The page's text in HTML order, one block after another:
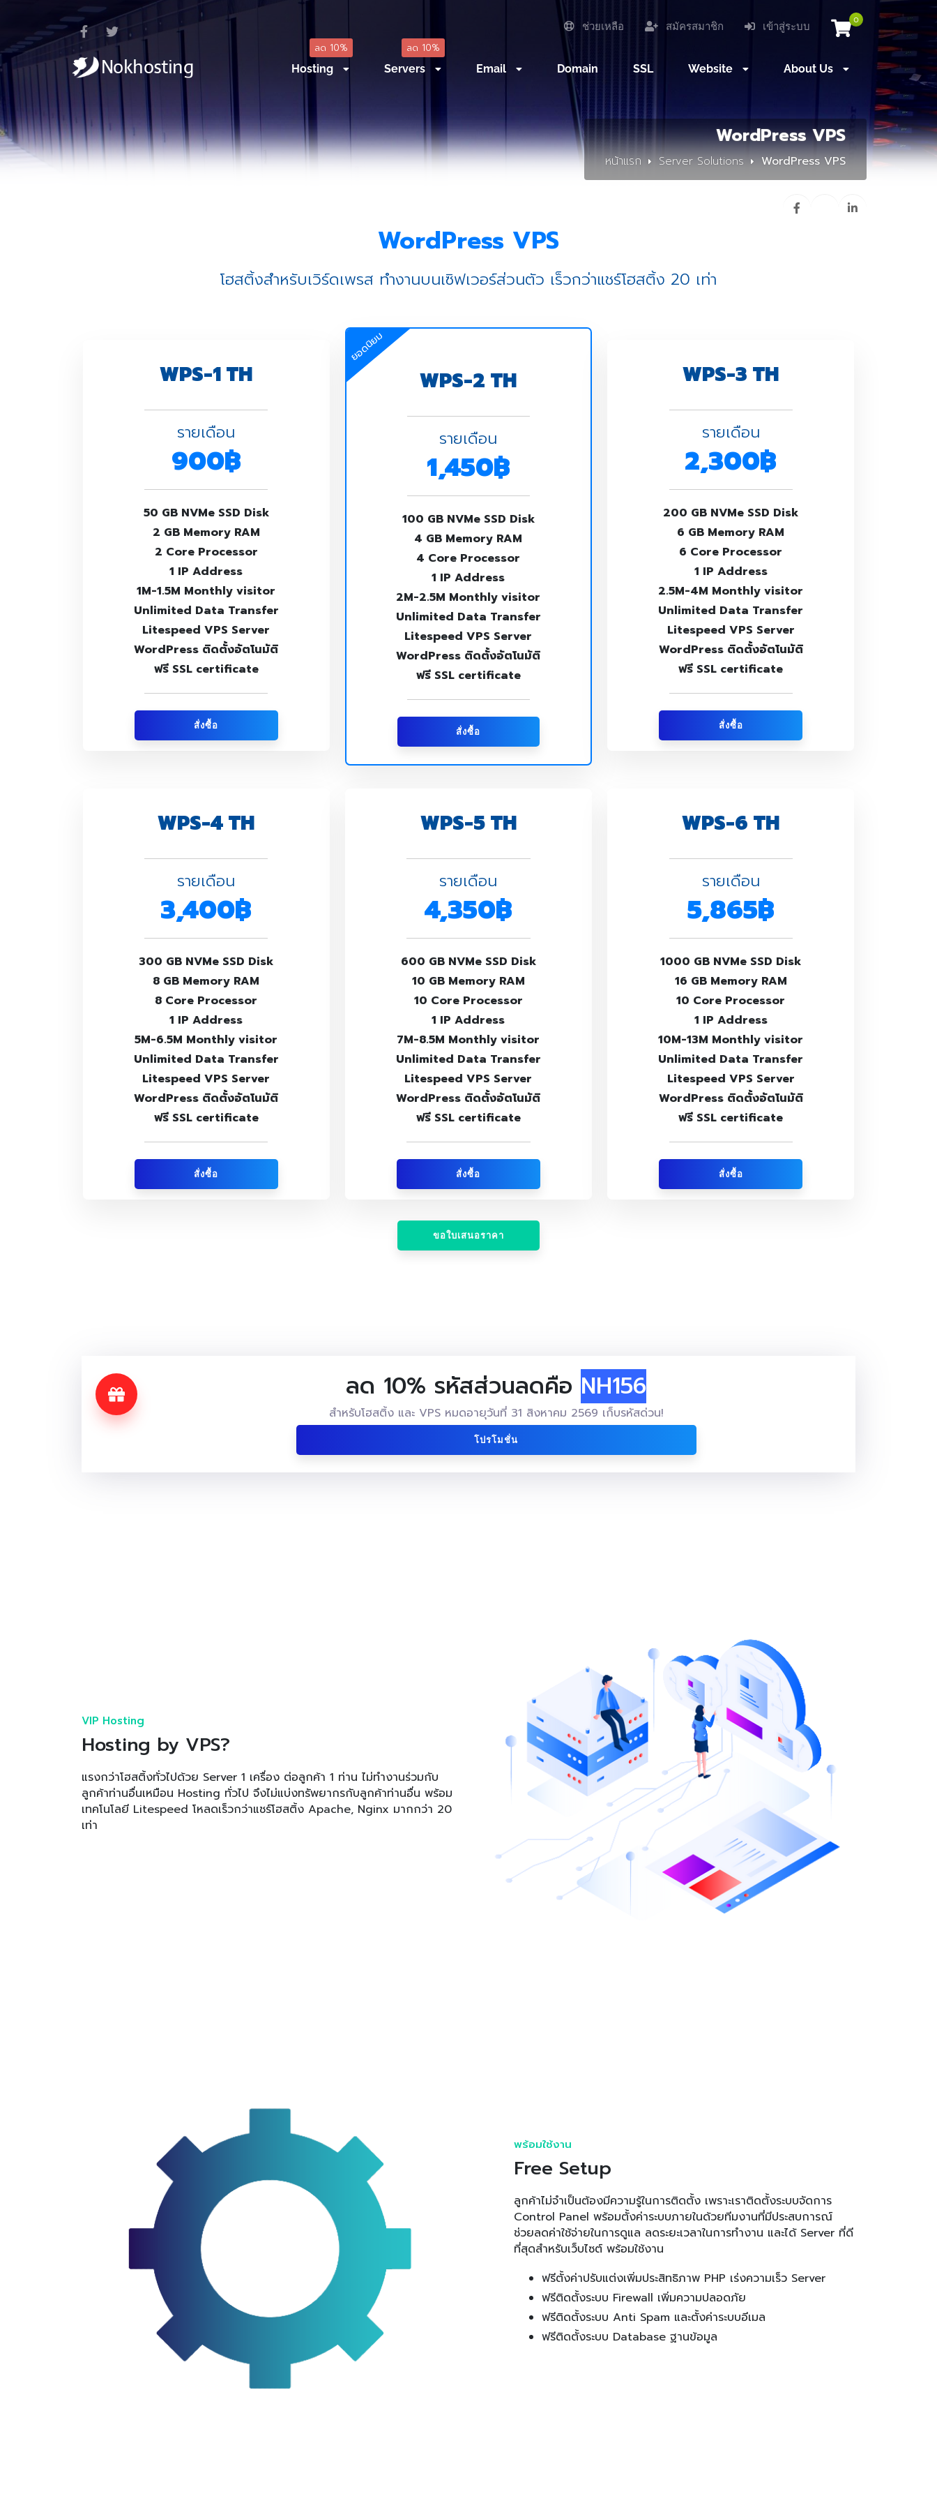
0
เข้าสู่ระบบ
สมัครสมาชิก
ช่วยเหลือ
ลด 10%
Hosting
ลด 10%
Servers
Email Domain SSL Website About Us
WordPress VPS
หน้าแรก Server Solutions WordPress VPS
WordPress VPS
โฮสติ้งสำหรับเวิร์ดเพรส ทำงานบนเซิฟเวอร์ส่วนตัว เร็วกว่าแชร์โฮสติ้ง 20 เท่า
WPS-1 TH
รายเดือน
900฿
50 GB NVMe SSD Disk
2 GB Memory RAM
2 Core Processor
1 IP Address
1M-1.5M Monthly visitor
Unlimited Data Transfer
Litespeed VPS Server
WordPress ติดตั้งอัตโนมัติ
ฟรี SSL certificate
สั่งซื้อ
ยอดนิยม
WPS-2 TH
รายเดือน
1,450฿
100 GB NVMe SSD Disk
4 GB Memory RAM
4 Core Processor
1 IP Address
2M-2.5M Monthly visitor
Unlimited Data Transfer
Litespeed VPS Server
WordPress ติดตั้งอัตโนมัติ
ฟรี SSL certificate
สั่งซื้อ
WPS-3 TH
รายเดือน
2,300฿
200 GB NVMe SSD Disk
6 GB Memory RAM
6 Core Processor
1 IP Address
2.5M-4M Monthly visitor
Unlimited Data Transfer
Litespeed VPS Server
WordPress ติดตั้งอัตโนมัติ
ฟรี SSL certificate
สั่งซื้อ
WPS-4 TH
รายเดือน
3,400฿
300 GB NVMe SSD Disk
8 GB Memory RAM
8 Core Processor
1 IP Address
5M-6.5M Monthly visitor
Unlimited Data Transfer
Litespeed VPS Server
WordPress ติดตั้งอัตโนมัติ
ฟรี SSL certificate
สั่งซื้อ
WPS-5 TH
รายเดือน
4,350฿
600 GB NVMe SSD Disk
10 GB Memory RAM
10 Core Processor
1 IP Address
7M-8.5M Monthly visitor
Unlimited Data Transfer
Litespeed VPS Server
WordPress ติดตั้งอัตโนมัติ
ฟรี SSL certificate
สั่งซื้อ
WPS-6 TH
รายเดือน
5,865฿
1000 GB NVMe SSD Disk
16 GB Memory RAM
10 Core Processor
1 IP Address
10M-13M Monthly visitor
Unlimited Data Transfer
Litespeed VPS Server
WordPress ติดตั้งอัตโนมัติ
ฟรี SSL certificate
สั่งซื้อ
ขอใบเสนอราคา
ลด 10% รหัสส่วนลดคือ NH156
สำหรับโฮสติ้ง และ VPS หมดอายุวันที่ 31 สิงหาคม 2569 เก็บรหัสด่วน!
โปรโมชั่น
VIP Hosting
Hosting by VPS?
แรงกว่าโฮสติ้งทั่วไปด้วย Server 1 เครื่อง ต่อลูกค้า 1 ท่าน ไม่ทำงานร่วมกับ
ลูกค้าท่านอื่นเหมือน Hosting ทั่วไป จึงไม่แบ่งทรัพยากรกับลูกค้าท่านอื่น พร้อม
เทคโนโลยี Litespeed โหลดเร็วกว่าแชร์โฮสติ้ง Apache, Nginx มากกว่า 20
เท่า
พร้อมใช้งาน
Free Setup
ลูกค้าไม่จำเป็นต้องมีความรู้ในการติดตั้ง เพราะเราติดตั้งระบบจัดการ
Control Panel พร้อมตั้งค่าระบบภายในด้วยทีมงานที่มีประสบการณ์
ช่วยลดค่าใช้จ่ายในการดูแล ลดระยะเวลาในการทำงาน และได้ Server ที่ดี
ที่สุดสำหรับเว็บไซต์ พร้อมใช้งาน
ฟรีตั้งค่าปรับแต่งเพิ่มประสิทธิภาพ PHP เร่งความเร็ว Server
ฟรีติดตั้งระบบ Firewall เพิ่มความปลอดภัย
ฟรีติดตั้งระบบ Anti Spam และตั้งค่าระบบอีเมล
ฟรีติดตั้งระบบ Database ฐานข้อมูล